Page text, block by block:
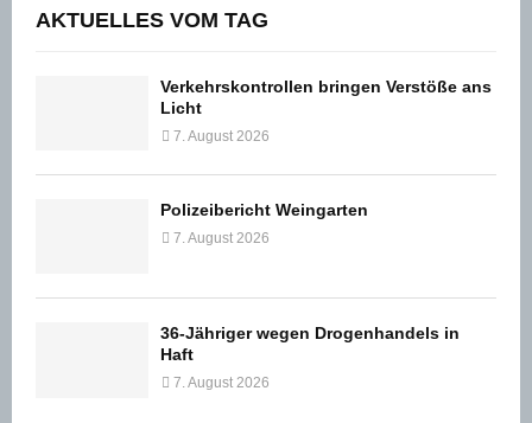
AKTUELLES VOM TAG
Verkehrskontrollen bringen Verstöße ans
Licht
7. August 2026
Polizeibericht Weingarten
7. August 2026
36-Jähriger wegen Drogenhandels in
Haft
7. August 2026